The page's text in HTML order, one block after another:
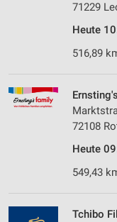
71229
Heute
516,89
72108
Heute
549,43
Tchibo